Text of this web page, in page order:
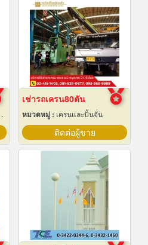
เช่ารถเครน80ตัน
หมวดหมู่ : เครนและปั้นจั่น
ติดต่อผู้ขาย